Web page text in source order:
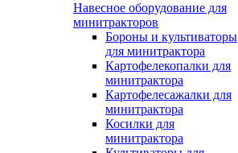
Навесное оборудование для
минитракторов
Бороны и культиваторы
для минитрактора
Картофелекопалки для
минитрактора
Картофелесажалки для
минитрактора
Косилки для
минитрактора